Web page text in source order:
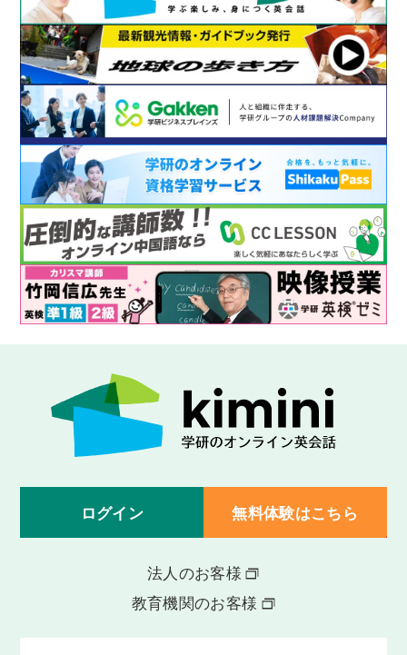
ログイン 無料体験はこちら
法人のお客様
教育機関のお客様